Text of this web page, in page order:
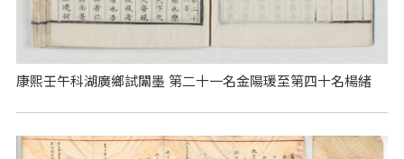
康熙壬午科湖廣鄉試闈墨 第二十一名金陽瑗至第四十名楊緒